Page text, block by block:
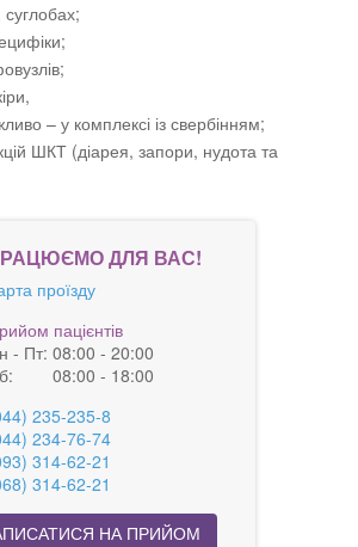
– у комплексі із свербінням;
ШКТ (діарея, запори, нудота та
ДЛЯ ВАС!
проїзду
пацієнтів
- Пт: 08:00 - 20:00
08:00 - 18:00
235-235-8
234-76-74
314-62-21
314-62-21
НА ПРИЙОМ